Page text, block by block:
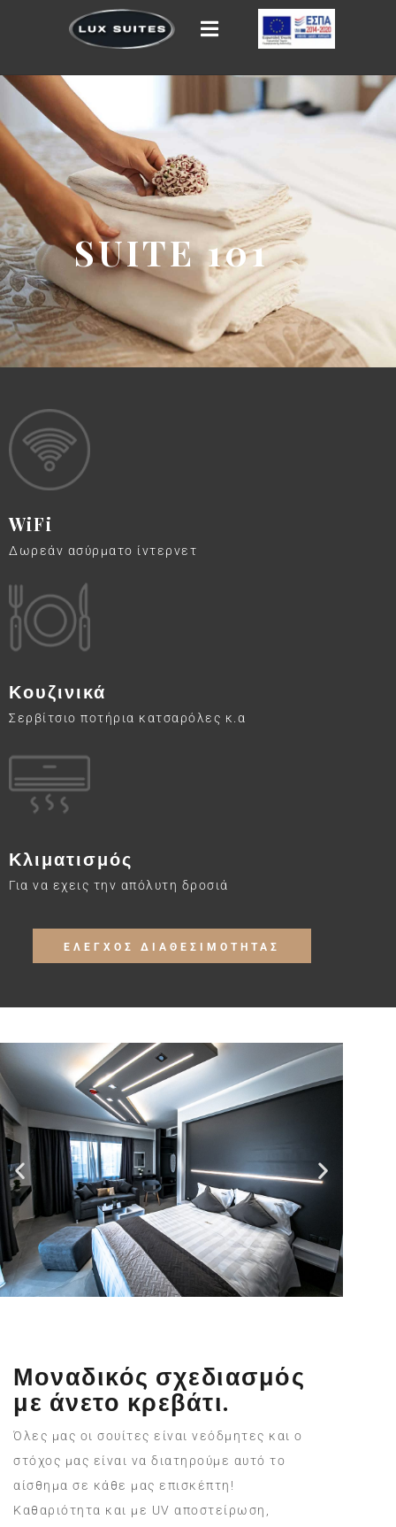
SUITE 101
WiFi
Δωρεάν ασύρματο ίντερνετ
Κουζινικά
Σερβίτσιο ποτήρια κατσαρόλες κ.α
Κλιματισμός
Για να εχεις την απόλυτη δροσιά
ΕΛΕΓΧΟΣ ΔΙΑΘΕΣΙΜΟΤΗΤΑΣ
Μοναδικός σχεδιασμός
με άνετο κρεβάτι.
Όλες μας οι σουίτες είναι νεόδμητες και ο
στόχος μας είναι να διατηρούμε αυτό το
αίσθημα σε κάθε μας επισκέπτη!
Καθαριότητα και με UV αποστείρωση,